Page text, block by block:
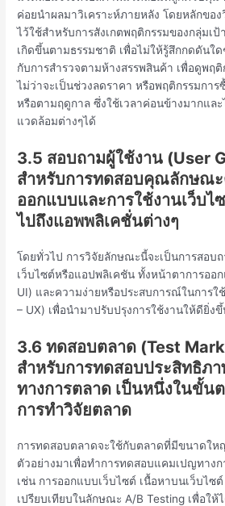
ค่อยนำผลมาวิเคราะห์ภายหลัง โดยหลักของ
ไว้ใช้สำหรับการสังเกตพฤติกรรมของกลุ่มเ
เกิดขึ้นตามธรรมชาติ เพื่อไม่ให้รู้สึกกดดันใ
กับการสำรวจตามห้างสรรพสินค้า เพื่อดูพฤ
ไม่ว่าจะเป็นช่วงลดราคา หรือพฤติกรรมการ
หรือตามฤดูกาล ซึ่งใช้เวลาค่อนข้างมากแล
แวดล้อมต่างๆได้
3.5 สอบถามผู้ใช้งาน (User
สำหรับการทดสอบคุณลักษณะ
ออกแบบและการใช้งานเว็บไ
ไปถึงแอพพลิเคชั่นต่างๆ
โดยทั่วไป การวิจัยลักษณะนี้จะเป็นการสอบ
เว็บไซต์หรือแอปพลิเคชัน ทั้งหน้าตาการออ
UI) และความง่ายหรือประสบการณ์ในการใ
– UX) เพื่อนำมาปรับปรุงการใช้งานให้ดียิ่ง
3.6 ทดสอบตลาด (Test
สำหรับการทดสอบประสิทธิภ
ทางการตลาด เป็นหนึ่งในขั้น
การทำวิจัยตลาด
การทดสอบตลาดจะใช้กับตลาดที่มีขนาดให
ตัวอย่างมาเพื่อทำการทดสอบแคมเปญทาง
เช่น การออกแบบเว็บไซต์ เนื้อหาบนเว็บไ
เปรียบเทียบในลักษณะ A/B Testing เพื่อใ